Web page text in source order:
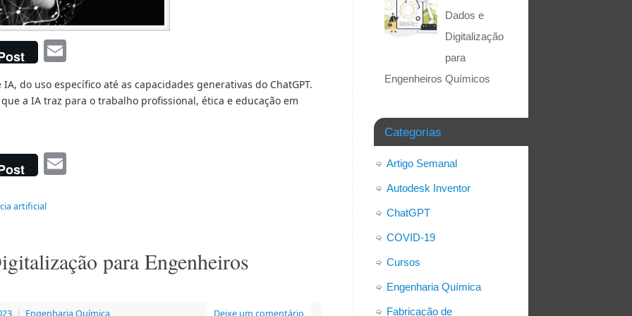
do uso específico até as capacidades generativas do ChatGPT.
a IA traz para o trabalho profissional, ética e educação em
artificial
para Engenheiros
Dados e
Digitalização
para
Engenheiros Químicos
Categorias
Artigo Semanal
Autodesk Inventor
ChatGPT
COVID-19
Cursos
Engenharia Química
Fabricação de